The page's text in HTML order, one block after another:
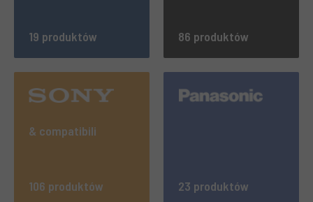
19 produktów 86 produktów
& compatibili
106 produktów 23 produktów